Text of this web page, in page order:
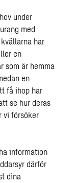
under
med
har
en
som är hemma
en
få ihop har
se hur deras
vi försöker
information
därför
dina